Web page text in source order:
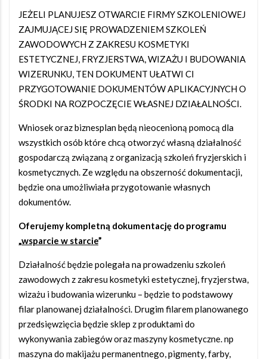
JEŻELI PLANUJESZ OTWARCIE FIRMY SZKOLENIOWEJ
ZAJMUJĄCEJ SIĘ PROWADZENIEM SZKOLEŃ
ZAWODOWYCH Z ZAKRESU KOSMETYKI
ESTETYCZNEJ, FRYZJERSTWA, WIZAŻU I BUDOWANIA
WIZERUNKU, TEN DOKUMENT UŁATWI CI
PRZYGOTOWANIE DOKUMENTÓW APLIKACYJNYCH O
ŚRODKI NA ROZPOCZĘCIE WŁASNEJ DZIAŁALNOŚCI.
Wniosek oraz biznesplan będą nieocenioną pomocą dla
wszystkich osób które chcą otworzyć własną działalność
gospodarczą związaną z organizacją szkoleń fryzjerskich i
kosmetycznych. Ze względu na obszerność dokumentacji,
będzie ona umożliwiała przygotowanie własnych
dokumentów.
Oferujemy kompletną dokumentację do programu
„wsparcie w starcie”
Działalność będzie polegała na prowadzeniu szkoleń
zawodowych z zakresu kosmetyki estetycznej, fryzjerstwa,
wizażu i budowania wizerunku – będzie to podstawowy
filar planowanej działalności. Drugim filarem planowanego
przedsięwzięcia będzie sklep z produktami do
wykonywania zabiegów oraz maszyny kosmetyczne. np
maszyna do makijażu permanentnego, pigmenty, farby,